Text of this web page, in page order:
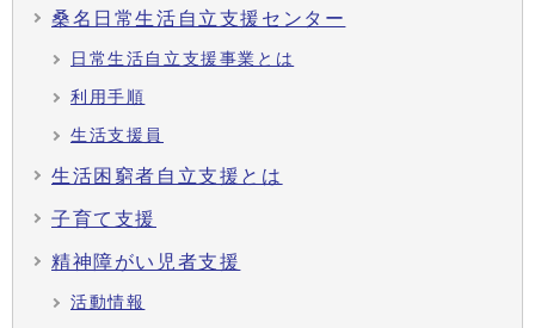
桑名日常生活自立支援センター
日常生活自立支援事業とは
利用手順
生活支援員
生活困窮者自立支援とは
子育て支援
精神障がい児者支援
活動情報